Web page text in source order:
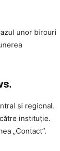
unor birouri
și regional.
instituție.
„Contact”.